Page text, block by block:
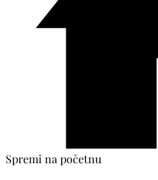
Spremi na početnu